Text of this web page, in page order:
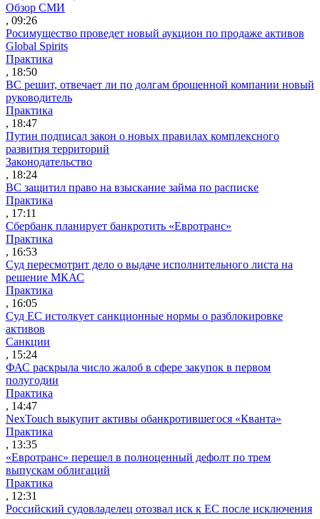
Обзор СМИ
, 09:26
Росимущество проведет новый аукцион по продаже активов
Global Spirits
Практика
, 18:50
ВС решит, отвечает ли по долгам брошенной компании новый
руководитель
Практика
, 18:47
Путин подписал закон о новых правилах комплексного
развития территорий
Законодательство
, 18:24
ВС защитил право на взыскание займа по расписке
Практика
, 17:11
Сбербанк планирует банкротить «Евротранс»
Практика
, 16:53
Суд пересмотрит дело о выдаче исполнительного листа на
решение МКАС
Практика
, 16:05
Суд ЕС истолкует санкционные нормы о разблокировке
активов
Санкции
, 15:24
ФАС раскрыла число жалоб в сфере закупок в первом
полугодии
Практика
, 14:47
NexTouch выкупит активы обанкротившегося «Кванта»
Практика
, 13:35
«Евротранс» перешел в полноценный дефолт по трем
выпускам облигаций
Практика
, 12:31
Российский судовладелец отозвал иск к ЕС после исключения